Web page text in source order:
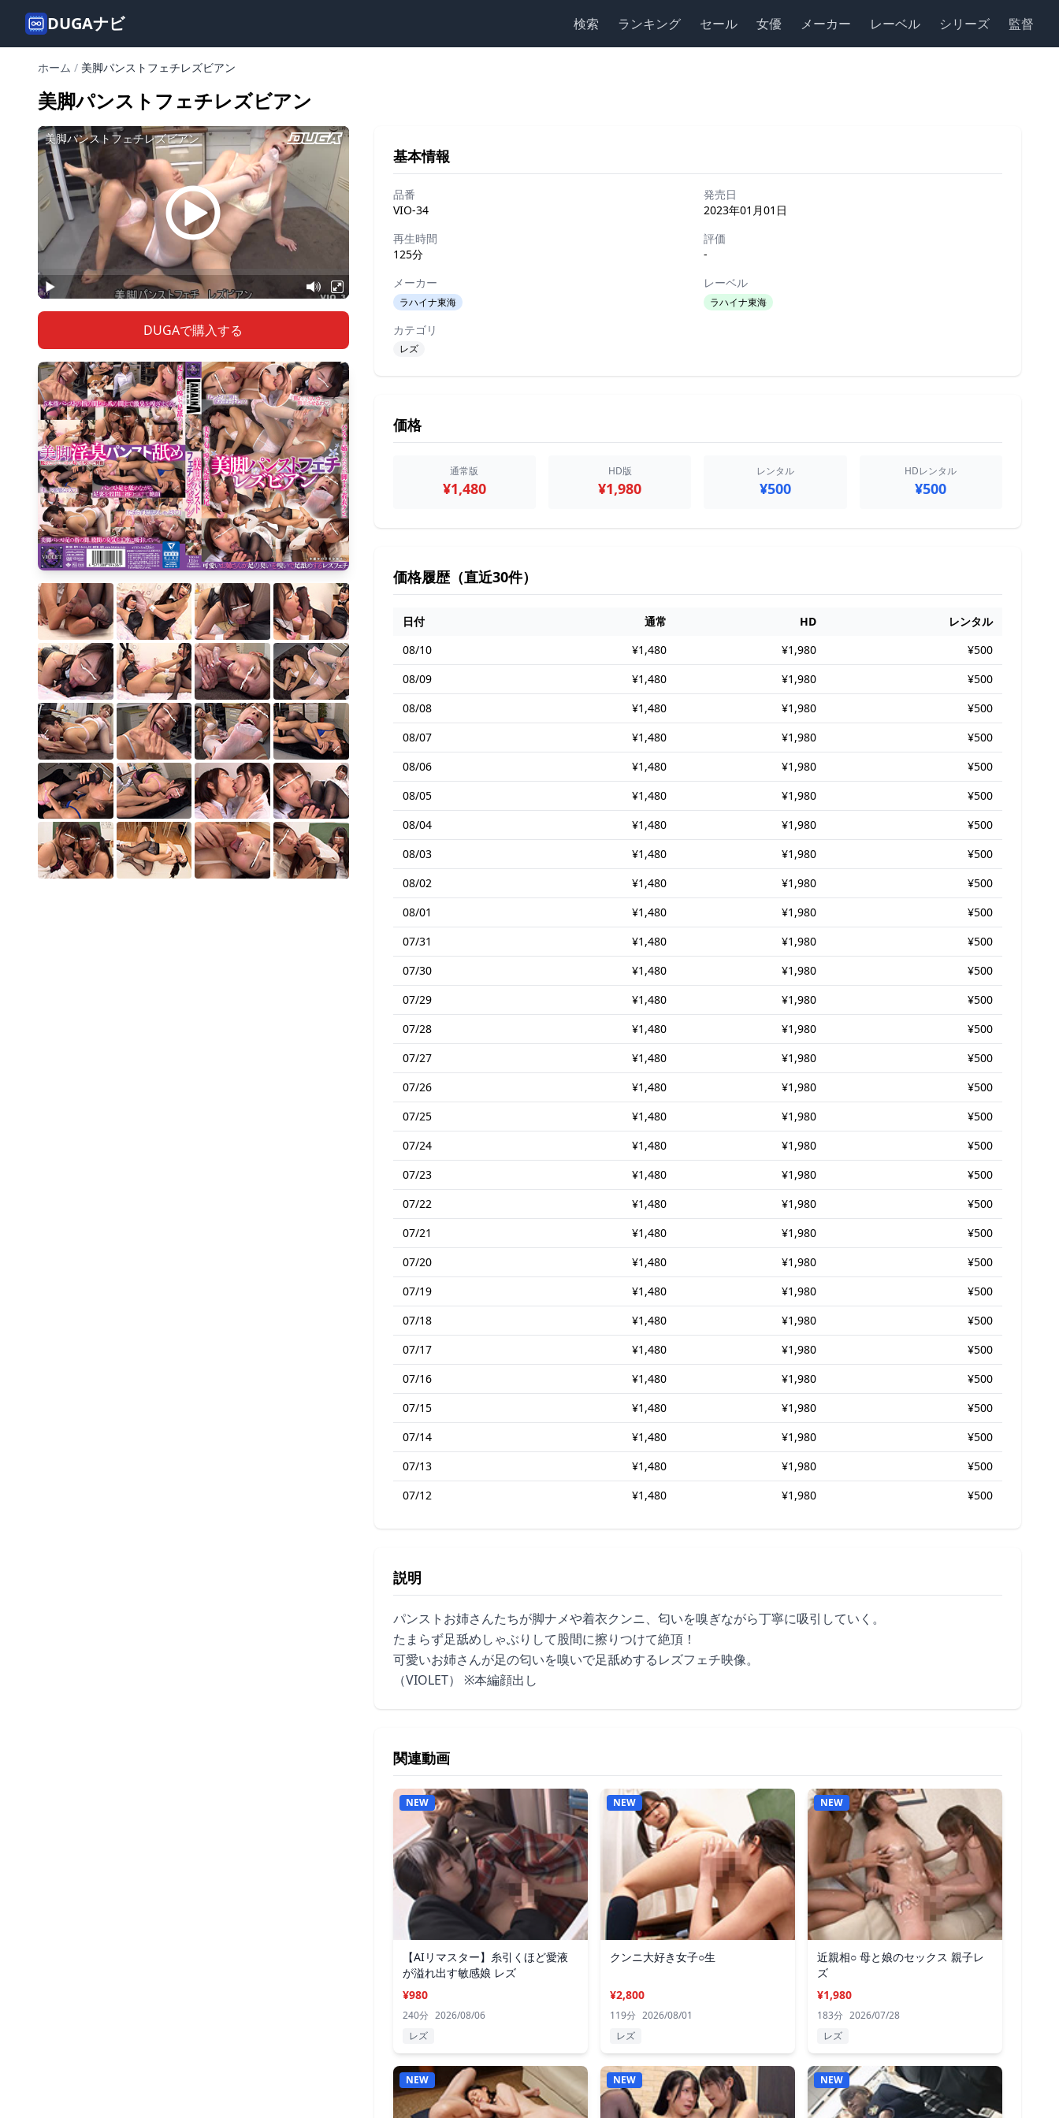
DUGAナビ 検索 ランキング セール 女優 メーカー レーベル シリーズ 監督
ホーム / 美脚パンストフェチレズビアン
美脚パンストフェチレズビアン
DUGAで購入する
基本情報
品番
VIO-34
発売日
2023年01月01日
再生時間
125分
評価
-
メーカー
ラハイナ東海
レーベル
ラハイナ東海
カテゴリ
レズ
価格
通常版
¥1,480
HD版
¥1,980
レンタル
¥500
HDレンタル
¥500
価格履歴（直近30件）
日付 通常 HD
レンタル
08/10
¥1,480 ¥1,980
¥500
08/09
¥1,480 ¥1,980
¥500
08/08
¥1,480 ¥1,980
¥500
08/07
¥1,480 ¥1,980
¥500
08/06
¥1,480 ¥1,980
¥500
08/05
¥1,480 ¥1,980
¥500
08/04
¥1,480 ¥1,980
¥500
08/03
¥1,480 ¥1,980
¥500
08/02
¥1,480 ¥1,980
¥500
08/01
¥1,480 ¥1,980
¥500
07/31
¥1,480 ¥1,980
¥500
07/30
¥1,480 ¥1,980
¥500
07/29
¥1,480 ¥1,980
¥500
07/28
¥1,480 ¥1,980
¥500
07/27
¥1,480 ¥1,980
¥500
07/26
¥1,480 ¥1,980
¥500
07/25
¥1,480 ¥1,980
¥500
07/24
¥1,480 ¥1,980
¥500
07/23
¥1,480 ¥1,980
¥500
07/22
¥1,480 ¥1,980
¥500
07/21
¥1,480 ¥1,980
¥500
07/20
¥1,480 ¥1,980
¥500
07/19
¥1,480 ¥1,980
¥500
07/18
¥1,480 ¥1,980
¥500
07/17
¥1,480 ¥1,980
¥500
07/16
¥1,480 ¥1,980
¥500
07/15
¥1,480 ¥1,980
¥500
07/14
¥1,480 ¥1,980
¥500
07/13
¥1,480 ¥1,980
¥500
07/12
¥1,480 ¥1,980 ¥500
説明
パンストお姉さんたちが脚ナメや着衣クンニ、匂いを嗅ぎながら丁寧に吸引していく。
たまらず足舐めしゃぶりして股間に擦りつけて絶頂！
可愛いお姉さんが足の匂いを嗅いで足舐めするレズフェチ映像。
（VIOLET） ※本編顔出し
関連動画
NEW
【AIリマスター】糸引くほど愛液
が溢れ出す敏感娘 レズ
¥980
240分 2026/08/06
レズ
NEW
クンニ大好き女子○生
¥2,800
119分 2026/08/01
レズ
NEW
近親相○ 母と娘のセックス 親子レ
ズ
¥1,980
183分 2026/07/28
レズ
NEW NEW NEW